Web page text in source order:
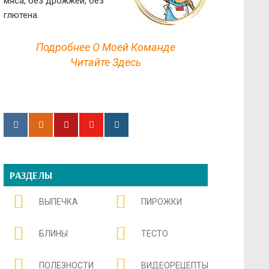
глютена.
Подробнее О Моей Команде
Читайте Здесь
РАЗДЕЛЫ
ВЫПЕЧКА ПИРОЖКИ
БЛИНЫ ТЕСТО
ПОЛЕЗНОСТИ ВИДЕОРЕЦЕПТЫ